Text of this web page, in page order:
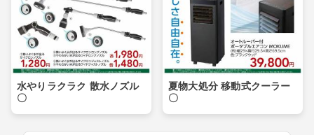
水やりラクラク 散水ノズル
〇
夏物大処分 移動式クーラー
〇